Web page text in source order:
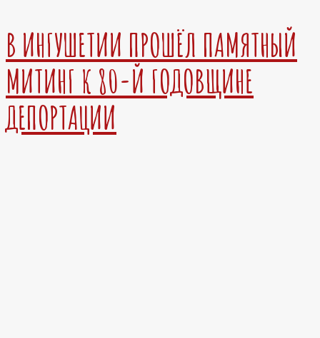
В ИНГУШЕТИИ ПРОШЁЛ ПАМЯТНЫЙ
МИТИНГ К 80-Й ГОДОВЩИНЕ
ДЕПОРТАЦИИ